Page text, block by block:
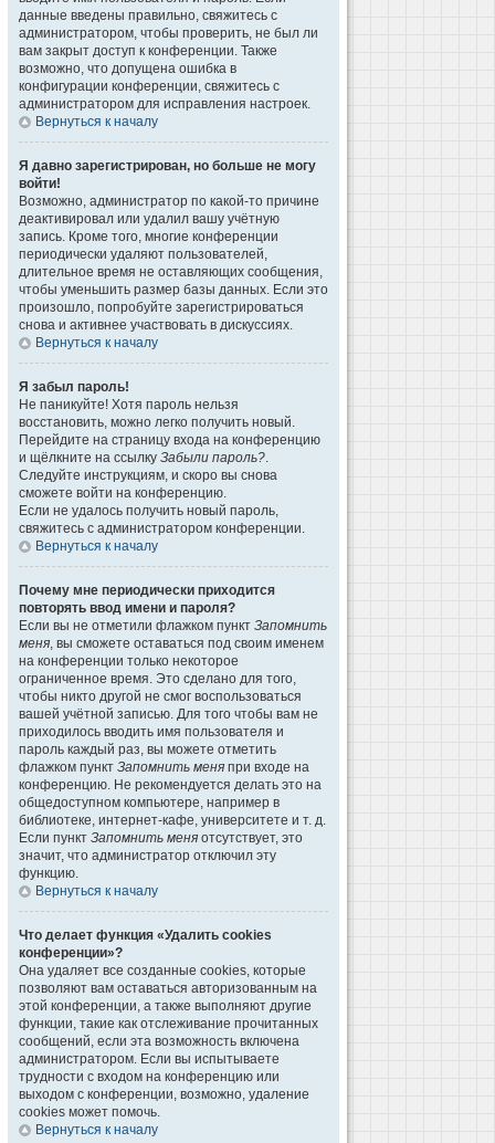
данные введены правильно, свяжитесь с
администратором, чтобы проверить, не был ли
вам закрыт доступ к конференции. Также
возможно, что допущена ошибка в
конфигурации конференции, свяжитесь с
администратором для исправления настроек.
Вернуться к началу
Я давно зарегистрирован, но больше не могу
войти!
Возможно, администратор по какой-то причине
деактивировал или удалил вашу учётную
запись. Кроме того, многие конференции
периодически удаляют пользователей,
длительное время не оставляющих сообщения,
чтобы уменьшить размер базы данных. Если это
произошло, попробуйте зарегистрироваться
снова и активнее участвовать в дискуссиях.
Вернуться к началу
Я забыл пароль!
Не паникуйте! Хотя пароль нельзя
восстановить, можно легко получить новый.
Перейдите на страницу входа на конференцию
и щёлкните на ссылку Забыли пароль?.
Следуйте инструкциям, и скоро вы снова
сможете войти на конференцию.
Если не удалось получить новый пароль,
свяжитесь с администратором конференции.
Вернуться к началу
Почему мне периодически приходится
повторять ввод имени и пароля?
Если вы не отметили флажком пункт Запомнить
меня, вы сможете оставаться под своим именем
на конференции только некоторое
ограниченное время. Это сделано для того,
чтобы никто другой не смог воспользоваться
вашей учётной записью. Для того чтобы вам не
приходилось вводить имя пользователя и
пароль каждый раз, вы можете отметить
флажком пункт Запомнить меня при входе на
конференцию. Не рекомендуется делать это на
общедоступном компьютере, например в
библиотеке, интернет-кафе, университете и т. д.
Если пункт Запомнить меня отсутствует, это
значит, что администратор отключил эту
функцию.
Вернуться к началу
Что делает функция «Удалить cookies
конференции»?
Она удаляет все созданные cookies, которые
позволяют вам оставаться авторизованным на
этой конференции, а также выполняют другие
функции, такие как отслеживание прочитанных
сообщений, если эта возможность включена
администратором. Если вы испытываете
трудности с входом на конференцию или
выходом с конференции, возможно, удаление
cookies может помочь.
Вернуться к началу